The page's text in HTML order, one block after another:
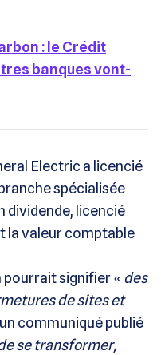
: le Crédit
banques vont-
Electric a licencié
spécialisée
dividende, licencié
la valeur comptable
pourrait signifier « des
de sites et
communiqué publié
se transformer,